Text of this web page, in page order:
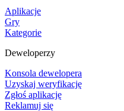
Aplikacje
Gry
Kategorie
Deweloperzy
Konsola dewelopera
Uzyskaj weryfikację
Zgłoś aplikację
Reklamuj się